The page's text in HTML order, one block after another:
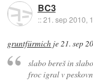
BC3
::21. sep 2010,
gruntfürmich je21. sep
slabo bereš in
froc igral v